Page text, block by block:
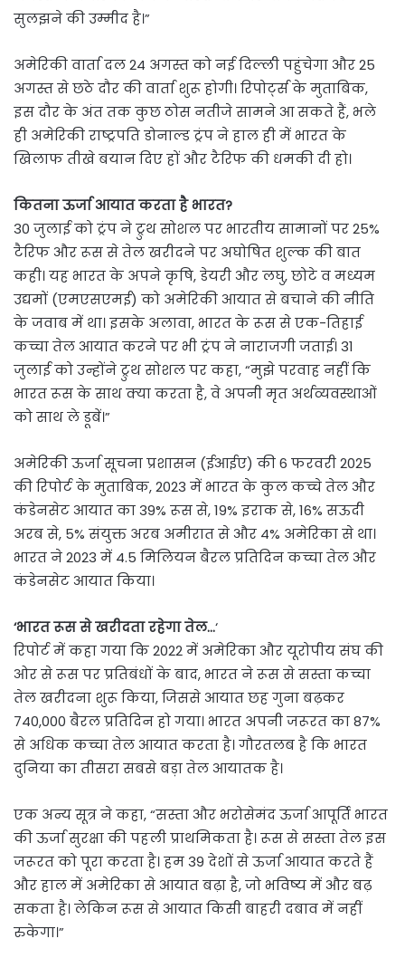
सुलझने की उम्मीद है।”
अमेरिकी वार्ता दल 24 अगस्त को नई दिल्ली पहुंचेगा और 25
अगस्त से छठे दौर की वार्ता शुरू होगी। रिपोर्ट्स के मुताबिक,
इस दौर के अंत तक कुछ ठोस नतीजे सामने आ सकते हैं, भले
ही अमेरिकी राष्ट्रपति डोनाल्ड ट्रंप ने हाल ही में भारत के
खिलाफ तीखे बयान दिए हों और टैरिफ की धमकी दी हो।
कितना ऊर्जा आयात करता है भारत?
30 जुलाई को ट्रंप ने ट्रुथ सोशल पर भारतीय सामानों पर 25%
टैरिफ और रूस से तेल खरीदने पर अघोषित शुल्क की बात
कही। यह भारत के अपने कृषि, डेयरी और लघु, छोटे व मध्यम
उद्यमों (एमएसएमई) को अमेरिकी आयात से बचाने की नीति
के जवाब में था। इसके अलावा, भारत के रूस से एक-तिहाई
कच्चा तेल आयात करने पर भी ट्रंप ने नाराजगी जताई। 31
जुलाई को उन्होंने ट्रुथ सोशल पर कहा, “मुझे परवाह नहीं कि
भारत रूस के साथ क्या करता है, वे अपनी मृत अर्थव्यवस्थाओं
को साथ ले डूबें।”
अमेरिकी ऊर्जा सूचना प्रशासन (ईआईए) की 6 फरवरी 2025
की रिपोर्ट के मुताबिक, 2023 में भारत के कुल कच्चे तेल और
कंडेनसेट आयात का 39% रूस से, 19% इराक से, 16% सऊदी
अरब से, 5% संयुक्त अरब अमीरात से और 4% अमेरिका से था।
भारत ने 2023 में 4.5 मिलियन बैरल प्रतिदिन कच्चा तेल और
कंडेनसेट आयात किया।
‘भारत रूस से खरीदता रहेगा तेल…‘
रिपोर्ट में कहा गया कि 2022 में अमेरिका और यूरोपीय संघ की
ओर से रूस पर प्रतिबंधों के बाद, भारत ने रूस से सस्ता कच्चा
तेल खरीदना शुरू किया, जिससे आयात छह गुना बढ़कर
740,000 बैरल प्रतिदिन हो गया। भारत अपनी जरूरत का 87%
से अधिक कच्चा तेल आयात करता है। गौरतलब है कि भारत
दुनिया का तीसरा सबसे बड़ा तेल आयातक है।
एक अन्य सूत्र ने कहा, “सस्ता और भरोसेमंद ऊर्जा आपूर्ति भारत
की ऊर्जा सुरक्षा की पहली प्राथमिकता है। रूस से सस्ता तेल इस
जरूरत को पूरा करता है। हम 39 देशों से ऊर्जा आयात करते हैं
और हाल में अमेरिका से आयात बढ़ा है, जो भविष्य में और बढ़
सकता है। लेकिन रूस से आयात किसी बाहरी दबाव में नहीं
रुकेगा।”